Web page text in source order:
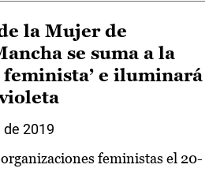
la Mujer de
se suma a la
feminista’ e iluminará
2019
feministas el 20-